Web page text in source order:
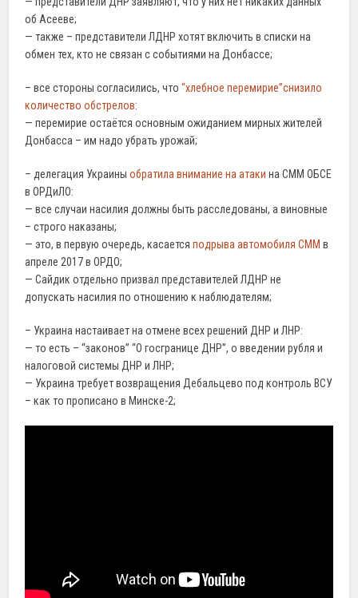
об Асееве;
— также – представители ЛДНР хотят включить в списки на
обмен тех, кто не связан с событиями на Донбассе;
– все стороны согласились, что“хлебное перемирие”снизило
количество обстрелов:
— перемирие остаётся основным ожиданием мирных жителей
Донбасса – им надо убрать урожай;
– делегация Украиныобратила внимание на атаки на СММ ОБСЕ
в ОРДиЛО:
— все случаи насилия должны быть расследованы, а виновные
– строго наказаны;
— это, в первую очередь, касаетсяподрыва автомобиля СММ в
апреле 2017 в ОРДО;
— Сайдик отдельно призвал представителей ЛДНР не
допускать насилия по отношению к наблюдателям;
– Украина настаивает на отмене всех решений ДНР и ЛНР:
— то есть – “законов” “О госгранице ДНР”, о введении рубля и
налоговой системы ДНР и ЛНР;
— Украина требует возвращения Дебальцево под контроль ВСУ
– как то прописано в Минске-2;